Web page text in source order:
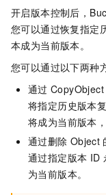
开启版本控制后，
您可以通过恢复指定
本成为当前版本。
您可以通过以下两种
通过 CopyObject
将指定历史版本
将成为当前版本
通过删除 Object
通过指定版本 ID
为当前版本。